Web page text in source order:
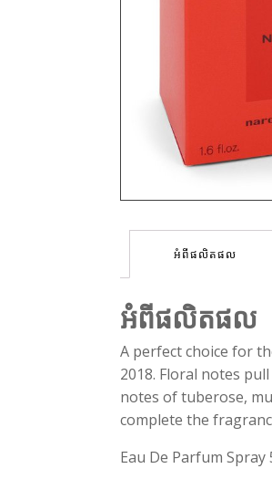
អំពីផលិតផល
អំពីផលិតផល
A perfect choice for
2018. Floral notes
notes of tuberose,
complete the
Eau De Parfum Spray